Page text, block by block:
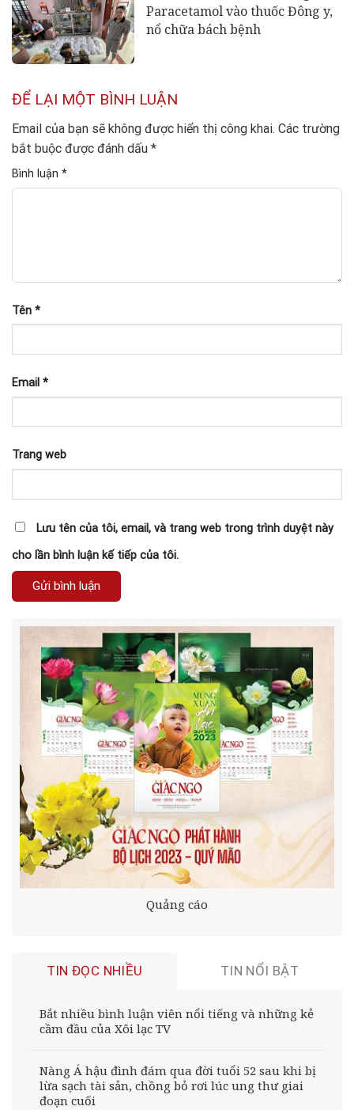
Paracetamol vào thuốc Đông y,
nổ chữa bách bệnh
ĐỂ LẠI MỘT BÌNH LUẬN
Email của bạn sẽ không được hiển thị công khai. Các trường
bắt buộc được đánh dấu *
Bình luận *
Tên *
Email *
Trang web
Lưu tên của tôi, email, và trang web trong trình duyệt này
cho lần bình luận kế tiếp của tôi.
Quảng cáo
TIN ĐỌC NHIỀU TIN NỔI BẬT
Bắt nhiều bình luận viên nổi tiếng và những kẻ
cầm đầu của Xôi lạc TV
Nàng Á hậu đình đám qua đời tuổi 52 sau khi bị
lừa sạch tài sản, chồng bỏ rơi lúc ung thư giai
đoạn cuối